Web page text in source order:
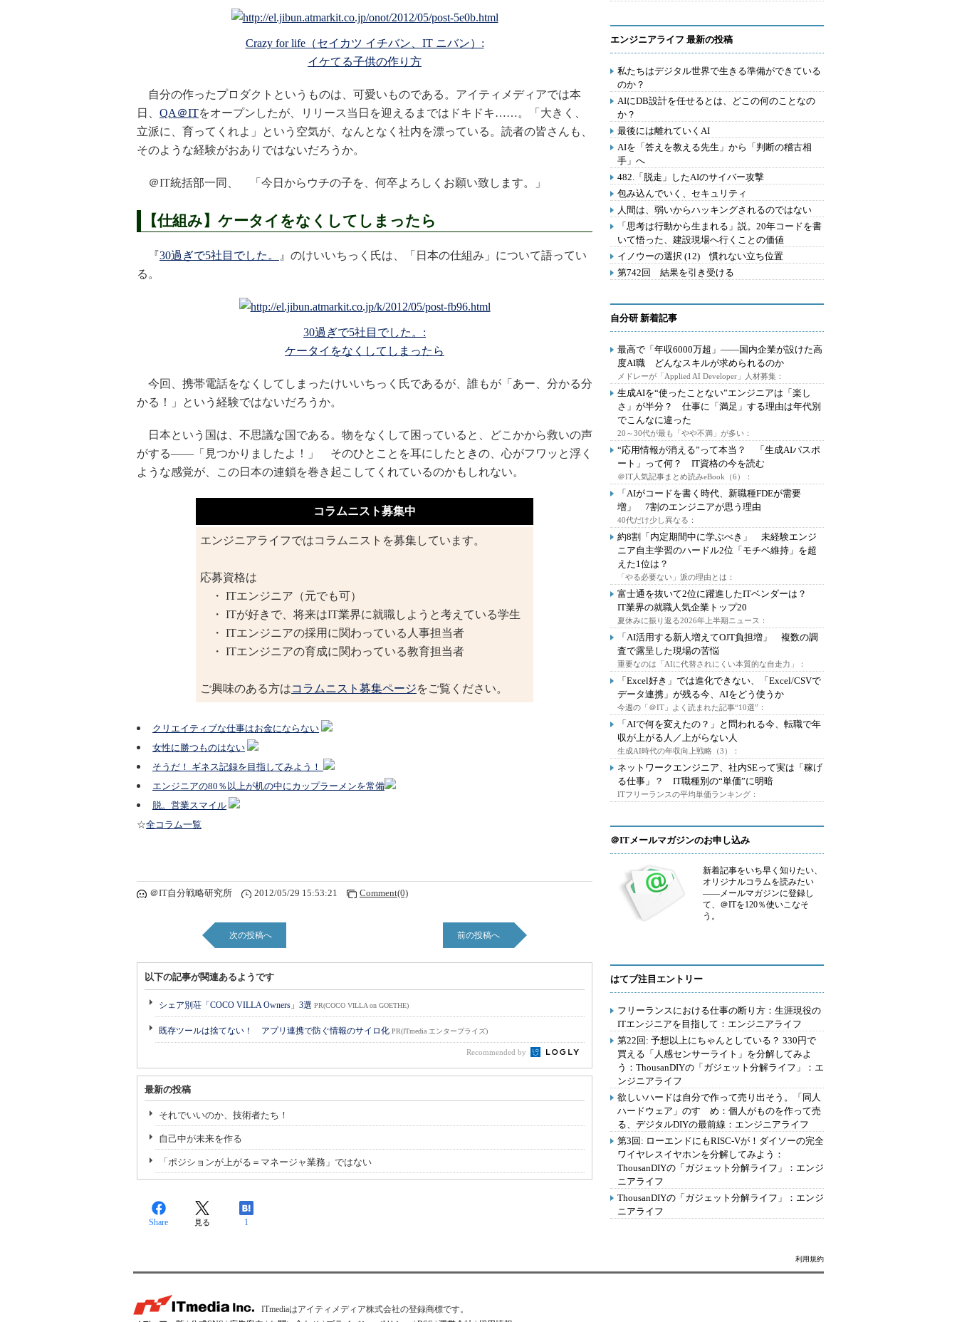
Crazy for life（セイカツ イチバン、IT ニバン）:
イケてる子供の作り方
自分の作ったプロダクトというものは、可愛いものである。アイティメディアでは本
日、 QA＠ITをオープンしたが、リリース当日を迎えるまではドキドキ……。「大きく、
立派に、育ってくれよ」という空気が、なんとなく社内を漂っている。読者の皆さんも、
そのような経験がおありではないだろうか。
＠IT統括部一同、 「今日からウチの子を、何卒よろしくお願い致します。」
【仕組み】ケータイをなくしてしまったら
『30過ぎで5社目でした。
』のけいいちっく氏は、「日本の仕組み」について語ってい
る。
30過ぎで5社目でした。:
ケータイをなくしてしまったら
今回、携帯電話をなくしてしまったけいいちっく氏であるが、誰もが「あー、分かる分
かる！」という経験ではないだろうか。
日本という国は、不思議な国である。物をなくして困っていると、どこかから救いの声
がする――「見つかりましたよ！」 そのひとことを耳にしたときの、心がフワッと浮く
ような感覚が、この日本の連鎖を巻き起こしてくれているのかもしれない。
コラムニスト募集中
エンジニアライフではコラムニストを募集しています。
応募資格は
・ ITエンジニア（元でも可）
・ ITが好きで、将来はIT業界に就職しようと考えている学生
・ ITエンジニアの採用に関わっている人事担当者
・ ITエンジニアの育成に関わっている教育担当者
ご興味のある方はコラムニスト募集ページをご覧ください。
クリエイティブな仕事はお金にならない
女性に勝つものはない
そうだ！ ギネス記録を目指してみよう！
エンジニアの80％以上が机の中にカップラーメンを常備
脱。営業スマイル
☆全コラム一覧
＠IT自分戦略研究所 2012/05/29 15:53:21 Comment(0)
次の投稿へ 前の投稿へ
以下の記事が関連あるようです
シェア別荘「COCO VILLA Owners」3選 PR(COCO VILLA on GOETHE)
既存ツールは捨てない！ アプリ連携で防ぐ情報のサイロ化 PR(ITmedia エンタープライズ)
Recommended by
最新の投稿
それでいいのか、技術者たち！
自己中が未来を作る
「ポジションが上がる＝マネージャ業務」ではない
Share 見る 1
エンジニアライフ 最新の投稿
私たちはデジタル世界で生きる準備ができている
のか？
AIにDB設計を任せるとは、どこの何のことなの
か？
最後には離れていくAI
AIを「答えを教える先生」から「判断の稽古相
手」へ
482.「脱走」したAIのサイバー攻撃
包み込んでいく、セキュリティ
人間は、弱いからハッキングされるのではない
「思考は行動から生まれる」説。20年コードを書
いて悟った、建設現場へ行くことの価値
イノウーの選択 (12) 慣れない立ち位置
第742回 結果を引き受ける
自分研 新着記事
最高で「年収6000万超」――国内企業が設けた高
度AI職 どんなスキルが求められるのか
メドレーが「Applied AI Developer」人材募集：
生成AIを“使ったことない”エンジニアは「楽し
さ」が半分？ 仕事に「満足」する理由は年代別
でこんなに違った
20～30代が最も「やや不満」が多い：
“応用情報が消える”って本当？ 「生成AIパスポ
ート」って何？ IT資格の今を読む
＠IT人気記事まとめ読みeBook（6）：
「AIがコードを書く時代、新職種FDEが需要
増」 7割のエンジニアが思う理由
40代だけ少し異なる：
約8割「内定期間中に学ぶべき」 未経験エンジ
ニア自主学習のハードル2位「モチベ維持」を超
えた1位は？
「やる必要ない」派の理由とは：
富士通を抜いて2位に躍進したITベンダーは？
IT業界の就職人気企業トップ20
夏休みに振り返る2026年上半期ニュース：
「AI活用する新人増えてOJT負担増」 複数の調
査で露呈した現場の苦悩
重要なのは「AIに代替されにくい本質的な自走力」：
「Excel好き」では進化できない、「Excel/CSVで
データ連携」が残る今、AIをどう使うか
今週の「＠IT」よく読まれた記事“10選”：
「AIで何を変えたの？」と問われる今、転職で年
収が上がる人／上がらない人
生成AI時代の年収向上戦略（3）：
ネットワークエンジニア、社内SEって実は「稼げ
る仕事」？ IT職種別の“単価”に明暗
ITフリーランスの平均単価ランキング：
＠ITメールマガジンのお申し込み
新着記事をいち早く知りたい、
オリジナルコラムを読みたい
――メールマガジンに登録し
て、＠ITを120％使いこなそ
う。
はてブ注目エントリー
フリーランスにおける仕事の断り方：生涯現役の
ITエンジニアを目指して：エンジニアライフ
第22回: 予想以上にちゃんとしている？ 330円で
買える「人感センサーライト」を分解してみよ
う：ThousanDIYの「ガジェット分解ライフ」：エ
ンジニアライフ
欲しいハードは自分で作って売り出そう。「同人
ハードウェア」のすゝめ：個人がものを作って売
る、デジタルDIYの最前線：エンジニアライフ
第3回: ローエンドにもRISC-Vが！ダイソーの完全
ワイヤレスイヤホンを分解してみよう：
ThousanDIYの「ガジェット分解ライフ」：エンジ
ニアライフ
ThousanDIYの「ガジェット分解ライフ」：エンジ
ニアライフ
利用規約
ITmediaはアイティメディア株式会社の登録商標です。